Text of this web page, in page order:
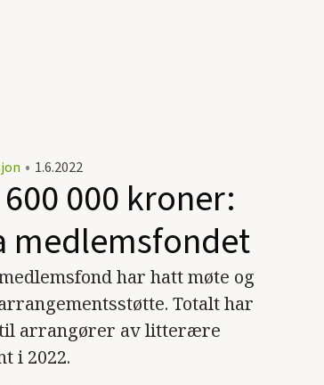
• 1.6.2022
000 kroner:
medlemsfondet
har hatt møte og
Totalt har
til arrangører av litterære
i 2022.